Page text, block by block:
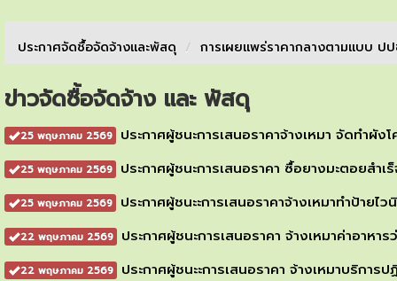
ประกาศจัดชื้อจัดจ้างเเละพัสดุ / การเผยเเพร่ราคากลางตามเเบบ ป
ข่าวจัดซื้อจัดจ้าง และ พัสดุ
25 พฤษภาคม 2569 ประกาศผู้ชนะการเสนอราคาจ้างเหมา จัดทำผั
25 พฤษภาคม 2569 ประกาศผู้ชนะการเสนอราคา ซื้อยางมะตอยส
25 พฤษภาคม 2569 ประกาศผู้ชนะะการเสนอราคาจ้างเหมาทำป้าย
22 พฤษภาคม 2569 ประกาศผู้ชนะการเสนอราคา จ้างเหมาค่าอาห
22 พฤษภาคม 2569 ประกาศผู้ชนะะการเสนอราคา จ้างเหมาบริกา